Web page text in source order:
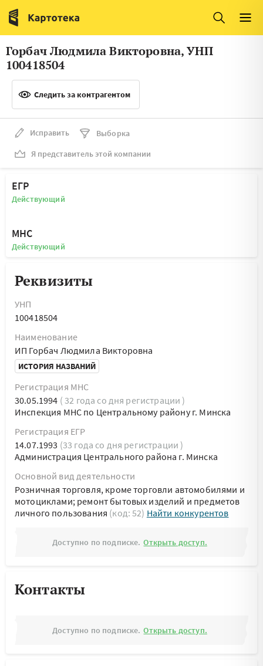
Италия
Люксембург
Литва
Латвия
Словения
Франция
Швеция
Мальта
Горбач Людмила Викторовна, УНП
100418504
Следить за контрагентом
Исправить
Выборка
Я представитель этой компании
ЕГР
Действующий
МНС
Действующий
Реквизиты
УНП
100418504
Наименование
ИП Горбач Людмила Викторовна
ИСТОРИЯ НАЗВАНИЙ
Регистрация МНС
30.05.1994 ( 32 года со дня регистрации )
Инспекция МНС по Центральному району г. Минска
Регистрация ЕГР
14.07.1993 (33 года со дня регистрации )
Администрация Центрального района г. Минска
Основной вид деятельности
Розничная торговля, кроме торговли автомобилями и
мотоциклами; ремонт бытовых изделий и предметов
личного пользования (код: 52) Найти конкурентов
Доступно по подписке. Открыть доступ.
Контакты
Доступно по подписке. Открыть доступ.